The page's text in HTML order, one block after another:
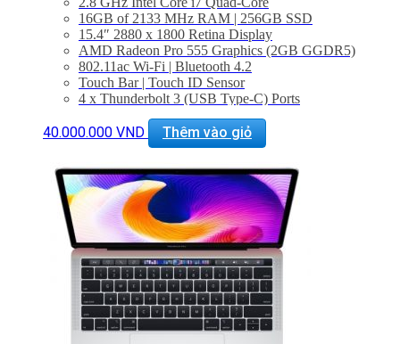
16GB of 2133 MHz RAM | 256GB SSD
15.4″ 2880 x 1800 Retina Display
AMD Radeon Pro 555 Graphics (2GB GGDR5)
802.11ac Wi-Fi | Bluetooth 4.2
Touch Bar | Touch ID Sensor
4 x Thunderbolt 3 (USB Type-C) Ports
Force Touch Trackpad
macOS Sierra
40.000.000 VND Thêm vào giỏ